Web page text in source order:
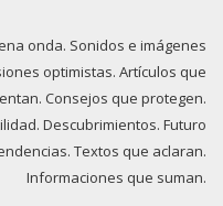
onda. Sonidos e imágenes
optimistas. Artículos que
Consejos que protegen.
Descubrimientos. Futuro
Textos que aclaran.
Informaciones que suman.